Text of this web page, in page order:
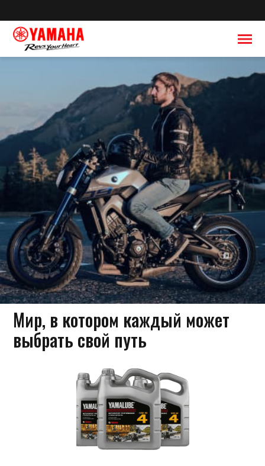
О компании
Обратная связь
Мир, в котором каждый может
выбрать свой путь